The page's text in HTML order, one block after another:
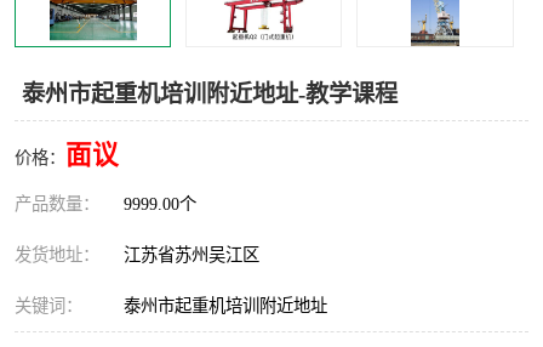
泰州市起重机培训附近地址-教学课程
价格： 面议
产品数量： 9999.00个
发货地址： 江苏省苏州吴江区
关键词： 泰州市起重机培训附近地址
行车起重机培训